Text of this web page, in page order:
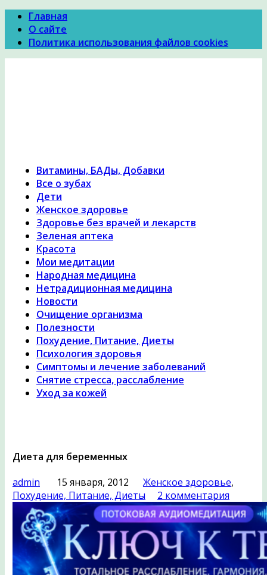
Главная
О сайте
Политика использования файлов cookies
Витамины, БАДы, Добавки
Все о зубах
Дети
Женское здоровье
Здоровье без врачей и лекарств
Зеленая аптека
Красота
Мои медитации
Народная медицина
Нетрадиционная медицина
Новости
Очищение организма
Полезности
Похудение, Питание, Диеты
Психология здоровья
Симптомы и лечение заболеваний
Снятие стресса, расслабление
Уход за кожей
Диета для беременных
admin
15 января, 2012 Женское здоровье,
Похудение, Питание, Диеты
2 комментария